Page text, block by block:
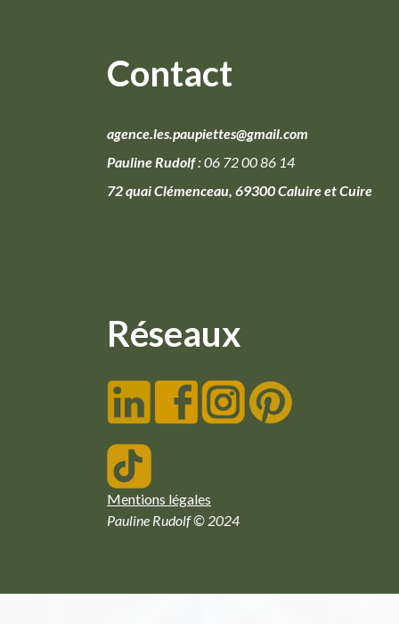
Contact
agence.les.paupiettes@gmail.com
Pauline Rudolf :06 72 00 86 14
72 quai Clémenceau, 69300 Caluire et Cuire
Réseaux
Mentions légales
Pauline Rudolf © 2024